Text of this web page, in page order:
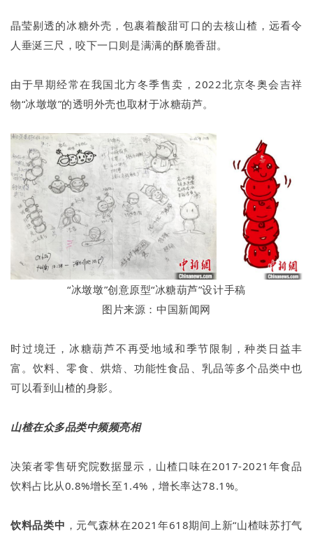
晶莹剔透的冰糖外壳，包裹着酸甜可口的去核山楂，远看令
人垂涎三尺，咬下一口则是满满的酥脆香甜。
由于早期经常在我国北方冬季售卖，2022北京冬奥会吉祥
物“冰墩墩”的透明外壳也取材于冰糖葫芦。
“冰墩墩”创意原型“冰糖葫芦”设计手稿
图片来源：中国新闻网
时过境迁，冰糖葫芦不再受地域和季节限制，种类日益丰
富。饮料、零食、烘焙、功能性食品、乳品等多个品类中也
可以看到山楂的身影。
山楂在众多品类中频频亮相
决策者零售研究院数据显示，山楂口味在2017-2021年食品
饮料占比从0.8%增长至1.4%，增长率达78.1%。
饮料品类中 ，元气森林在2021年618期间上新“山楂味苏打气